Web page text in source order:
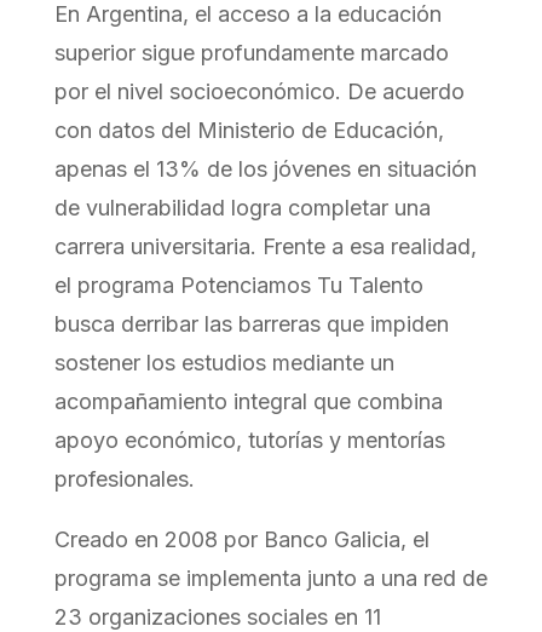
En Argentina, el acceso a la educación
superior sigue profundamente marcado
por el nivel socioeconómico. De acuerdo
con datos del Ministerio de Educación,
apenas el 13% de los jóvenes en situación
de vulnerabilidad logra completar una
carrera universitaria. Frente a esa realidad,
el programa Potenciamos Tu Talento
busca derribar las barreras que impiden
sostener los estudios mediante un
acompañamiento integral que combina
apoyo económico, tutorías y mentorías
profesionales.
Creado en 2008 por Banco Galicia, el
programa se implementa junto a una red de
23 organizaciones sociales en 11